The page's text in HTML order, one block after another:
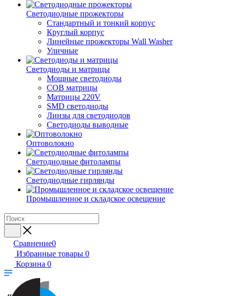
Светодиодные прожекторы
Стандартный и тонкий корпус
Круглый корпус
Линейные прожекторы Wall Washer
Уличные
Светодиоды и матрицы
Мощные светодиоды
COB матрицы
Матрицы 220V
SMD светодиоды
Линзы для светодиодов
Светодиоды выводные
Оптоволокно
Светодиодные фитолампы
Светодиодные гирлянды
Промышленное и складское освещение
Сравнение0
Избранные товары 0
Корзина 0